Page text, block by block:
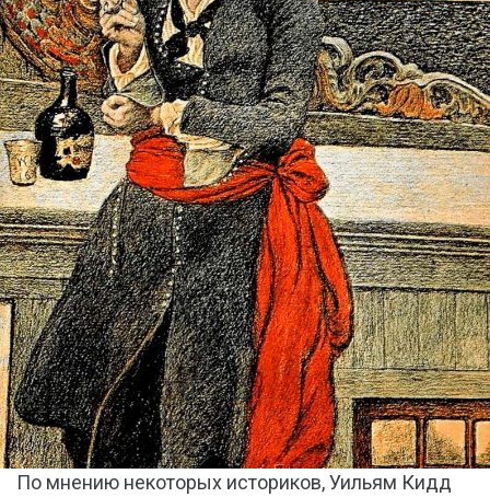
По мнению некоторых историков, Уильям Кидд